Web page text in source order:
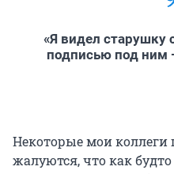
«Я видел старушку
подписью под ним
Некоторые мои коллеги
жалуются, что как